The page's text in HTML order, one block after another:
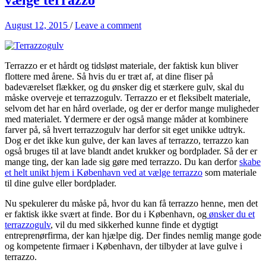
August 12, 2015 /Leave a comment
Terrazzo er et hårdt og tidsløst materiale, der faktisk kun bliver
flottere med årene. Så hvis du er træt af, at dine fliser på
badeværelset flækker, og du ønsker dig et stærkere gulv, skal du
måske overveje et terrazzogulv. Terrazzo er et fleksibelt materiale,
selvom det har en hård overlade, og der er derfor mange muligheder
med materialet. Ydermere er der også mange måder at kombinere
farver på, så hvert terrazzogulv har derfor sit eget unikke udtryk.
Dog er det ikke kun gulve, der kan laves af terrazzo, terrazzo kan
også bruges til at lave blandt andet krukker og bordplader. Så der er
mange ting, der kan lade sig gøre med terrazzo. Du kan derforskabe
et helt unikt hjem i København ved at vælge terrazzo som materiale
til dine gulve eller bordplader.
Nu spekulerer du måske på, hvor du kan få terrazzo henne, men det
er faktisk ikke svært at finde. Bor du i København, og ønsker du et
terrazzogulv, vil du med sikkerhed kunne finde et dygtigt
entreprenørfirma, der kan hjælpe dig. Der findes nemlig mange gode
og kompetente firmaer i København, der tilbyder at lave gulve i
terrazzo.